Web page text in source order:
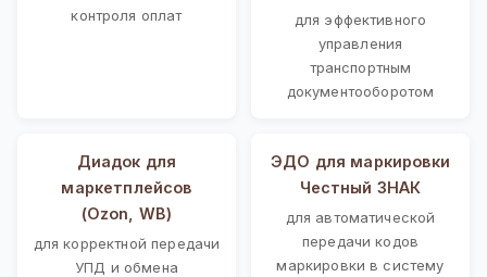
контроля оплат
для эффективного
управления
транспортным
документооборотом
Диадок для
маркетплейсов
(Ozon, WB)
для корректной передачи
УПД и обмена
ЭДО для маркировки
Честный ЗНАК
для автоматической
передачи кодов
маркировки в систему